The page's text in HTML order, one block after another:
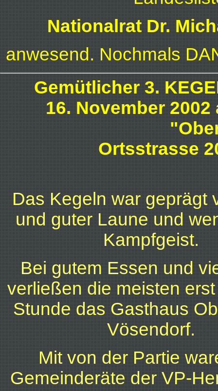
Nationalrat Dr.
anwesend. Nochmals
Gemütlicher 3.
16. November
Ortsstrasse
Das Kegeln war geprägt
und guter Laune und
Kampfgeist.
Bei gutem Essen und
verließen die meisten
Stunde das Gasthaus
Vösendorf.
Mit von der Partie
Gemeinderäte der VP-